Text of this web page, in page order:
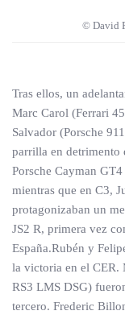
© David
Tras ellos, un
Marc Carol (Ferrari
Salvador (Porsche
parrilla en detrimento
Porsche Cayman
mientras que en C3,
protagonizaban un
JS2 R, primera vez
España.Rubén y
la victoria en el CER.
RS3 LMS DSG)
tercero. Frederic